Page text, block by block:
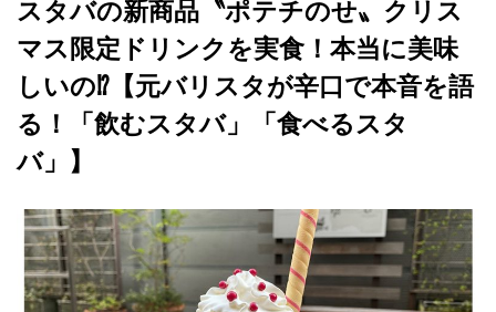
スタバの新商品〝ポテチのせ〟クリス
マス限定ドリンクを実食！本当に美味
しいの⁉︎【元バリスタが辛口で本音を語
る！「飲むスタバ」「食べるスタ
バ」】